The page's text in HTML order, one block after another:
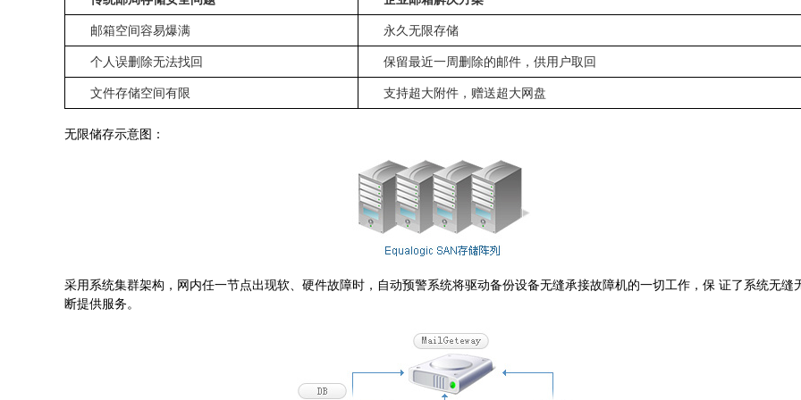
邮箱空间容易爆满
永久无限存储
个人误删除无法找回
保留最近一周删除的邮件，供用户取回
文件存储空间有限
支持超大附件，赠送超大网盘
无限储存示意图：
采用系统集群架构，网内任一节点出现软、硬件故障时，自动预警系统将驱动备份设备无缝承接故障机的一切工作，保 证了系统无缝
断提供服务。